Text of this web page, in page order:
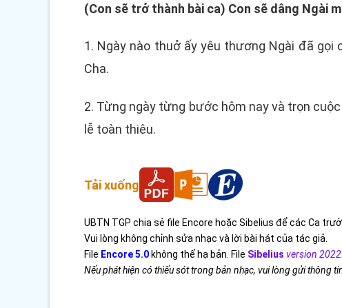
(Con sẽ trở thành bài ca) Con sẽ dâng Ngài
1. Ngày nào thuở ấy yêu thương Ngài đã
Cha.
2. Từng ngày từng bước hôm nay và trọn
lễ toàn thiêu.
Tải xuống
UBTN TGP chia sẻ file Encore hoặc Sibelius để các Ca
Vui lòng không chỉnh sửa nhạc và lời bài hát của tác giả.
File Encore 5.0 không thể hạ bản. File Sibelius version
Nếu phát hiện có thiếu sót trong bản nhạc, vui lòng gửi thông